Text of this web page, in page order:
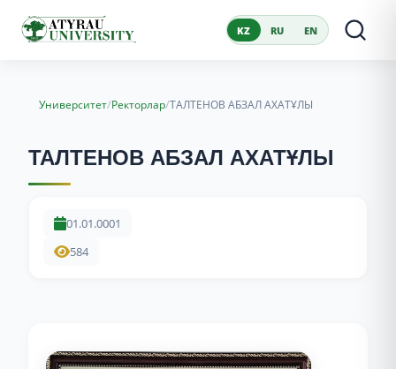
KZ RU EN
Университет/Ректорлар/ТАЛТЕНОВ АБЗАЛ АХАТҰЛЫ
ТАЛТЕНОВ АБЗАЛ АХАТҰЛЫ
01.01.0001
584